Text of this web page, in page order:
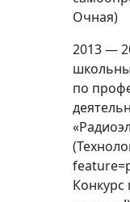
Очная)
2013 —
по